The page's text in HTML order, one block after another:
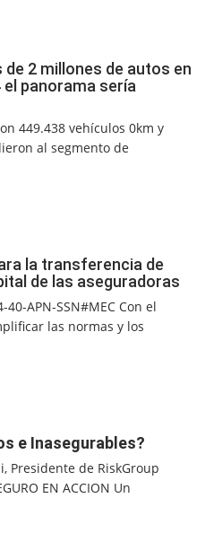
de 2 millones de autos en
panorama sería
449.438 vehículos 0km y
al segmento de
la transferencia de
de las aseguradoras
40-APN-SSN#MEC Con el
las normas y los
e Inasegurables?
Presidente de RiskGroup
EN ACCION Un